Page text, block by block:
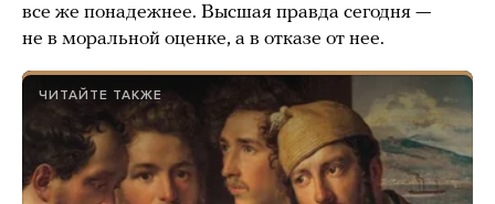
все же понадежнее. Высшая правда сегодня —
не в моральной оценке, а в отказе от нее.
ЧИТАЙТЕ ТАКЖЕ